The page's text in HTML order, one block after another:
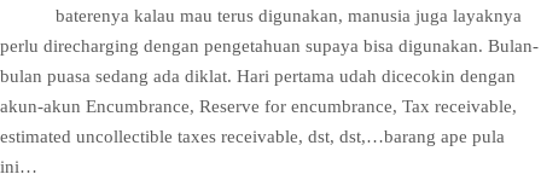
baterenya kalau mau terus digunakan, manusia juga layaknya
perlu direcharging dengan pengetahuan supaya bisa digunakan. Bulan-
bulan puasa sedang ada diklat. Hari pertama udah dicecokin dengan
akun-akun Encumbrance, Reserve for encumbrance, Tax receivable,
estimated uncollectible taxes receivable, dst, dst,…barang ape pula
ini…